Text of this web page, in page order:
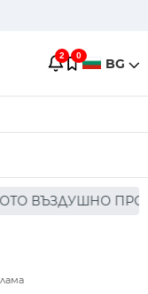
2 0 BG
* * *